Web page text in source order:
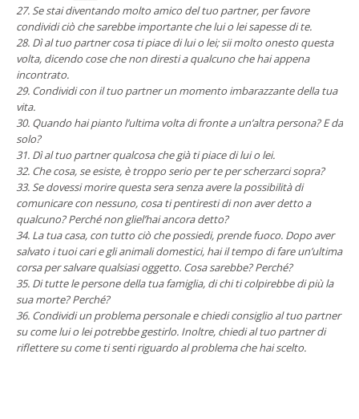
27. Se stai diventando molto amico del tuo partner, per favore
condividi ciò che sarebbe importante che lui o lei sapesse di te.
28. Dì al tuo partner cosa ti piace di lui o lei; sii molto onesto questa
volta, dicendo cose che non diresti a qualcuno che hai appena
incontrato.
29. Condividi con il tuo partner un momento imbarazzante della tua
vita.
30. Quando hai pianto l’ultima volta di fronte a un’altra persona? E da
solo?
31. Dì al tuo partner qualcosa che già ti piace di lui o lei.
32. Che cosa, se esiste, è troppo serio per te per scherzarci sopra?
33. Se dovessi morire questa sera senza avere la possibilità di
comunicare con nessuno, cosa ti pentiresti di non aver detto a
qualcuno? Perché non gliel’hai ancora detto?
34. La tua casa, con tutto ciò che possiedi, prende fuoco. Dopo aver
salvato i tuoi cari e gli animali domestici, hai il tempo di fare un’ultima
corsa per salvare qualsiasi oggetto. Cosa sarebbe? Perché?
35. Di tutte le persone della tua famiglia, di chi ti colpirebbe di più la
sua morte? Perché?
36. Condividi un problema personale e chiedi consiglio al tuo partner
su come lui o lei potrebbe gestirlo. Inoltre, chiedi al tuo partner di
riflettere su come ti senti riguardo al problema che hai scelto.